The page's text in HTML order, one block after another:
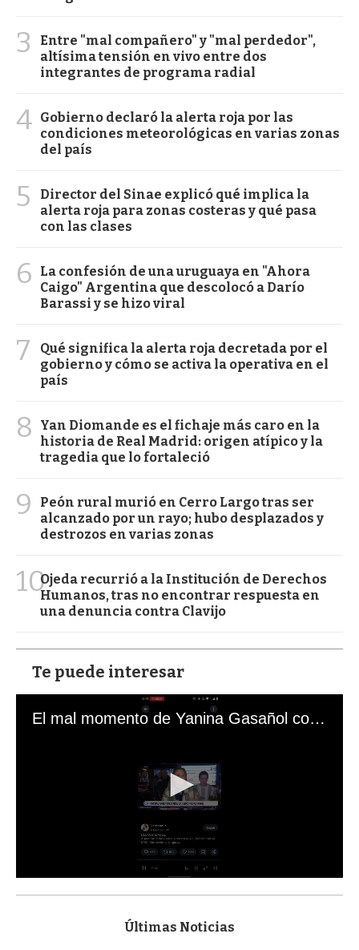
3
Entre "mal compañero" y "mal perdedor",
altísima tensión en vivo entre dos
integrantes de programa radial
4 Gobierno declaró la alerta roja por las
condiciones meteorológicas en varias zonas
del país
5
Director del Sinae explicó qué implica la
alerta roja para zonas costeras y qué pasa
con las clases
6
La confesión de una uruguaya en "Ahora
Caigo" Argentina que descolocó a Darío
Barassi y se hizo viral
7
Qué significa la alerta roja decretada por el
gobierno y cómo se activa la operativa en el
país
8
Yan Diomande es el fichaje más caro en la
historia de Real Madrid: origen atípico y la
tragedia que lo fortaleció
9
Peón rural murió en Cerro Largo tras ser
alcanzado por un rayo; hubo desplazados y
destrozos en varias zonas
10Ojeda recurrió a la Institución de Derechos
Humanos, tras no encontrar respuesta en
una denuncia contra Clavijo
Te puede interesar
El mal momento de Yanina Gasañol con un hincha argentino en "Subrayado"
s
Últimas Noticias